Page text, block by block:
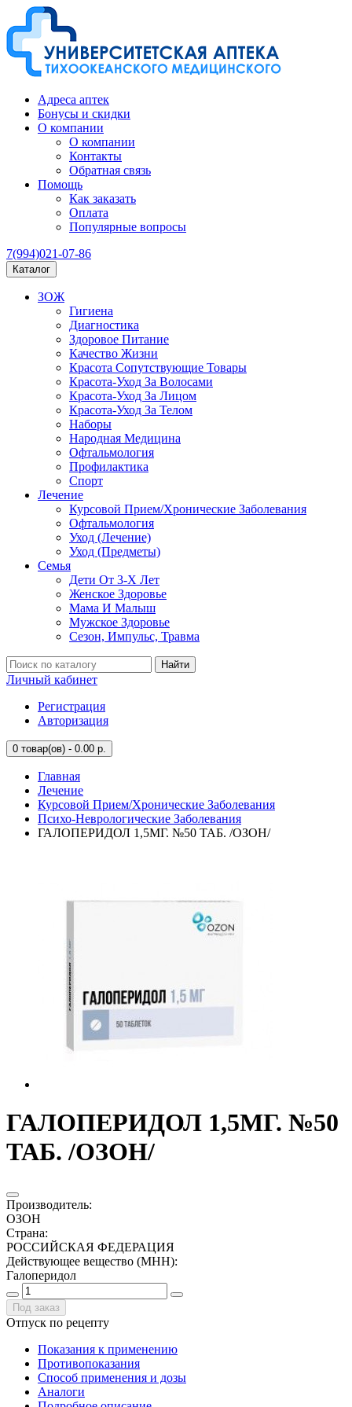
Адреса аптек
Бонусы и скидки
О компании
О компании
Контакты
Обратная связь
Помощь
Как заказать
Оплата
Популярные вопросы
7(994)021-07-86
Каталог
ЗОЖ
Гигиена
Диагностика
Здоровое Питание
Качество Жизни
Красота Сопутствующие Товары
Красота-Уход За Волосами
Красота-Уход За Лицом
Красота-Уход За Телом
Наборы
Народная Медицина
Офтальмология
Профилактика
Спорт
Лечение
Курсовой Прием/Хронические Заболевания
Офтальмология
Уход (Лечение)
Уход (Предметы)
Семья
Дети От 3-Х Лет
Женское Здоровье
Мама И Малыш
Мужское Здоровье
Сезон, Импульс, Травма
Найти
Личный кабинет
Регистрация
Авторизация
0 товар(ов) - 0.00 р.
Главная
Лечение
Курсовой Прием/Хронические Заболевания
Психо-Неврологические Заболевания
ГАЛОПЕРИДОЛ 1,5МГ. №50 ТАБ. /ОЗОН/
ГАЛОПЕРИДОЛ 1,5МГ. №50
ТАБ. /ОЗОН/
Производитель:
ОЗОН
Страна:
РОССИЙСКАЯ ФЕДЕРАЦИЯ
Действующее вещество (МНН):
Галоперидол
Под заказ
Отпуск по рецепту
Показания к применению
Противопоказания
Способ применения и дозы
Аналоги